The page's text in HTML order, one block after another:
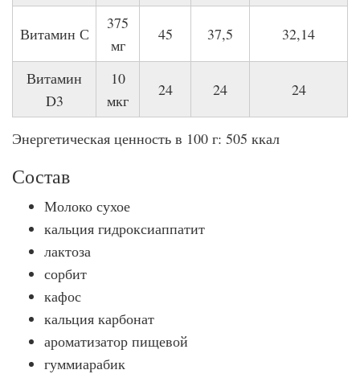
Витамин С
375
мг
45 37,5 32,14
Витамин
D3
10
мкг
24 24 24
Энергетическая ценность в 100 г: 505 ккал
Состав
Молоко сухое
кальция гидроксиаппатит
лактоза
сорбит
кафос
кальция карбонат
ароматизатор пищевой
гуммиарабик